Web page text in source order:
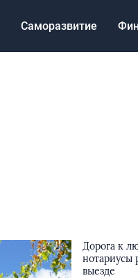
Саморазвитие
Дорога к
нотариусы
выезде